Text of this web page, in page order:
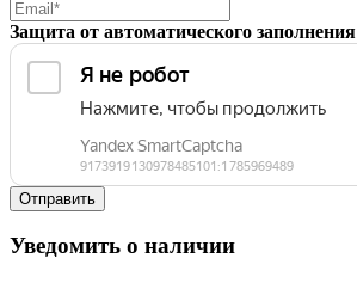
Защита от автоматического заполнения
Уведомить о наличии